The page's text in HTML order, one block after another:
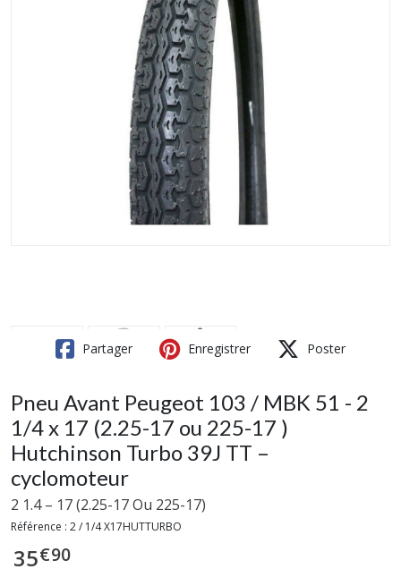
Partager Enregistrer Poster
Pneu Avant Peugeot 103 / MBK 51 - 2
1/4 x 17 (2.25-17 ou 225-17 )
Hutchinson Turbo 39J TT –
cyclomoteur
2 1.4 – 17 (2.25-17 Ou 225-17)
Référence : 2 / 1/4 X17HUTTURBO
35€90